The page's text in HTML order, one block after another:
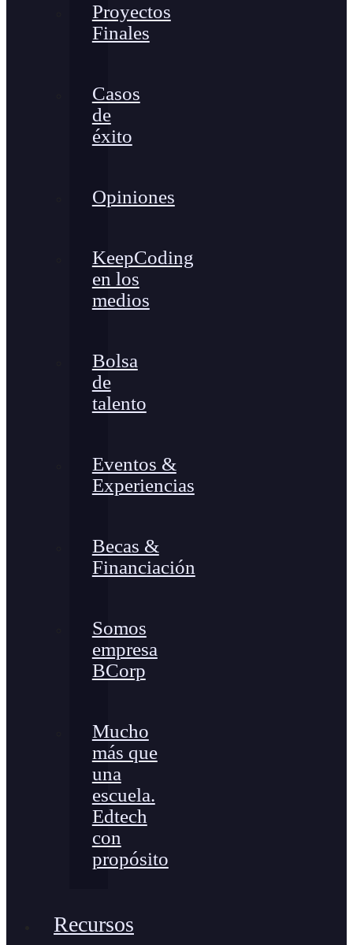
Proyectos
Finales
Casos
de
éxito
Opiniones
KeepCoding
en los
medios
Bolsa
de
talento
Eventos &
Experiencias
Becas &
Financiación
Somos
empresa
BCorp
Mucho
más que
una
escuela.
Edtech
con
propósito
Recursos